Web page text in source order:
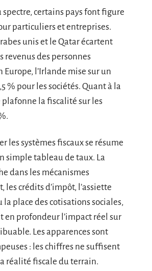
spectre, certains pays font figure
particuliers et entreprises.
unis et le Qatar écartent
revenus des personnes
Europe, l’Irlande mise sur un
% pour les sociétés. Quant à la
plafonne la fiscalité sur les
les systèmes fiscaux se résume
simple tableau de taux. La
dans les mécanismes
les crédits d’impôt, l’assiette
la place des cotisations sociales,
profondeur l’impact réel sur
Les apparences sont
: les chiffres ne suffisent
réalité fiscale du terrain.